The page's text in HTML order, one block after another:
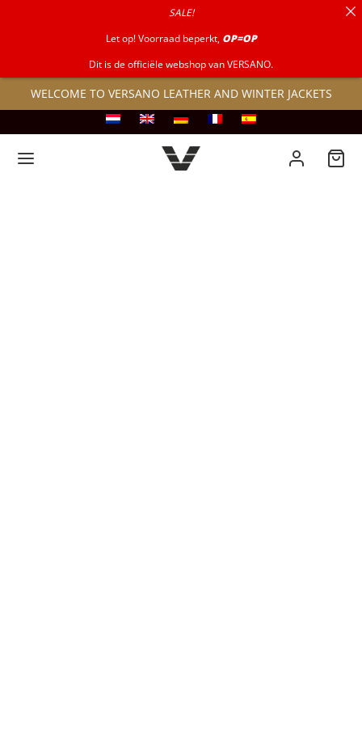
WELCOME TO VERSANO LEATHER AND WINTER JACKETS
SALE!
Let op! Voorraad beperkt, OP=OP
Dit is de officiële webshop van VERSANO.